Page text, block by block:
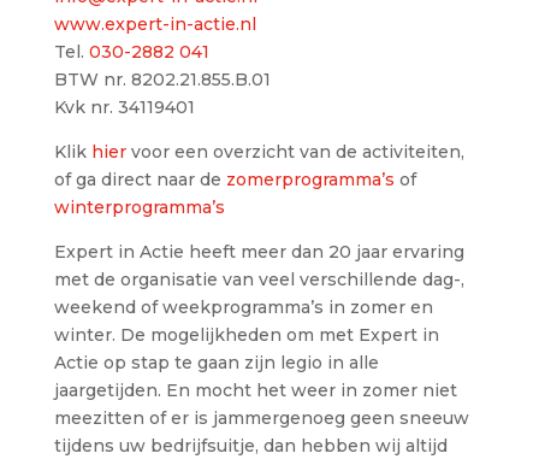
www.expert-in-actie.nl
Tel. 030-2882 041
BTW nr. 8202.21.855.B.01
Kvk nr. 34119401
Klik hiervoor een overzicht van de activiteiten,
of ga direct naar de zomerprogramma’s of
winterprogramma’s
Expert in Actie heeft meer dan 20 jaar ervaring
met de organisatie van veel verschillende dag-,
weekend of weekprogramma’s in zomer en
winter. De mogelijkheden om met Expert in
Actie op stap te gaan zijn legio in alle
jaargetijden. En mocht het weer in zomer niet
meezitten of er is jammergenoeg geen sneeuw
tijdens uw bedrijfsuitje, dan hebben wij altijd